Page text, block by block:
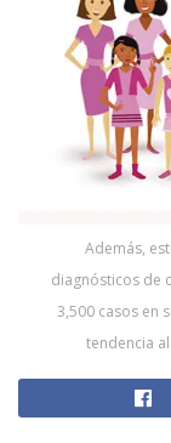
Además,
diagnósticos de
3,500 casos en
tendencia